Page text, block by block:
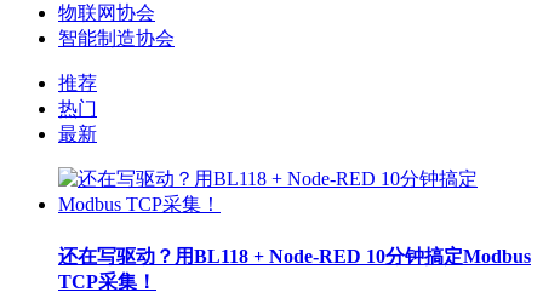
物联网协会
智能制造协会
推荐
热门
最新
还在写驱动？用BL118 + Node-RED 10分钟搞定Modbus
TCP采集！